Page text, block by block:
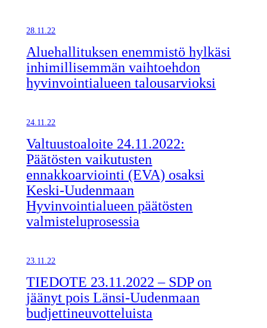
28.11.22
Aluehallituksen enemmistö hylkäsi
inhimillisemmän vaihtoehdon
hyvinvointialueen talousarvioksi
24.11.22
Valtuustoaloite 24.11.2022:
Päätösten vaikutusten
ennakkoarviointi (EVA) osaksi
Keski-Uudenmaan
Hyvinvointialueen päätösten
valmisteluprosessia
23.11.22
TIEDOTE 23.11.2022 – SDP on
jäänyt pois Länsi-Uudenmaan
budjettineuvotteluista